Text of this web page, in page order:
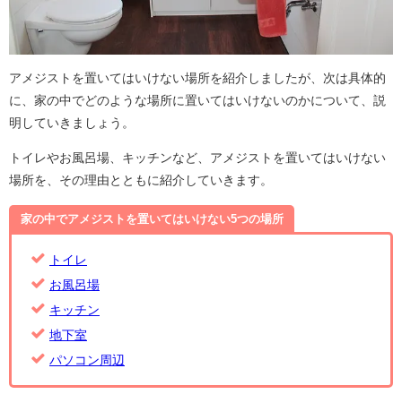
アメジストを置いてはいけない場所を紹介しましたが、次は具体的
に、家の中でどのような場所に置いてはいけないのかについて、説
明していきましょう。
トイレやお風呂場、キッチンなど、アメジストを置いてはいけない
場所を、その理由とともに紹介していきます。
家の中でアメジストを置いてはいけない5つの場所
トイレ
お風呂場
キッチン
地下室
パソコン周辺